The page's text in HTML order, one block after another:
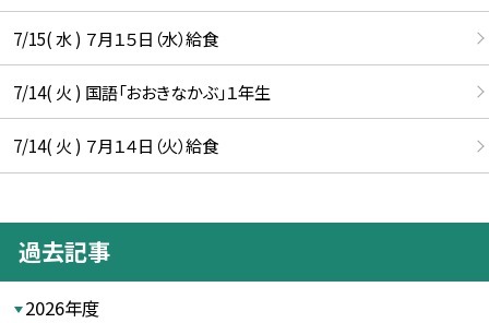
7/15( 水 ) ７月１５日（水）給食
7/14( 火 ) 国語「おおきなかぶ」１年生
7/14( 火 ) ７月１４日（火）給食
過去記事
2026年度